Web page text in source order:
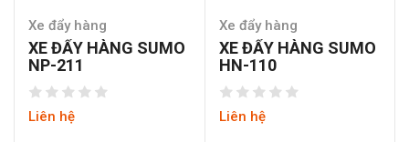
Xe đẩy hàng
XE ĐẨY HÀNG SUMO
NP-211
Liên hệ
Xe đẩy hàng
XE ĐẨY HÀNG SUMO
HN-110
Liên hệ